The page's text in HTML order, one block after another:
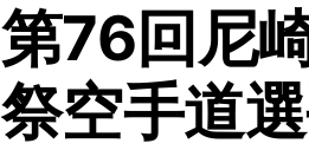
第76回尼
祭空手道